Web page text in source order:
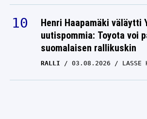
Henri Haapamäki väläytti
uutispommia: Toyota voi
suomalaisen rallikuskin
RALLI 03.08.2026 LASSE